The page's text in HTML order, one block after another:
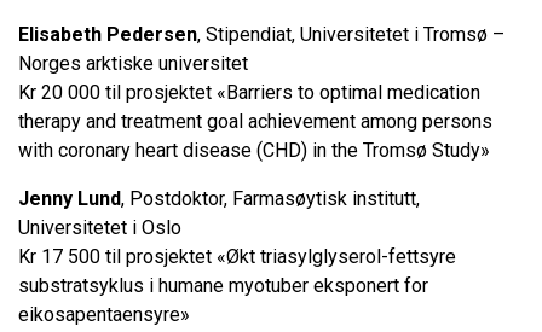
Elisabeth Pedersen, Stipendiat, Universitetet i Tromsø –
Norges arktiske universitet
Kr 20 000 til prosjektet «Barriers to optimal medication
therapy and treatment goal achievement among persons
with coronary heart disease (CHD) in the Tromsø Study»
Jenny Lund, Postdoktor, Farmasøytisk institutt,
Universitetet i Oslo
Kr 17 500 til prosjektet «Økt triasylglyserol-fettsyre
substratsyklus i humane myotuber eksponert for
eikosapentaensyre»